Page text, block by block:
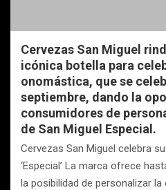
Cervezas San Miguel
icónica botella para
onomástica, que se
septiembre, dando la
consumidores de
de San Miguel Especial.
Cervezas San Miguel celebra
‘Especial’ La marca ofrece
la posibilidad de personalizar